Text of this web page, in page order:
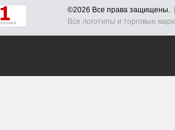
©2026 Все права защищены.
Все логотипы и торговые